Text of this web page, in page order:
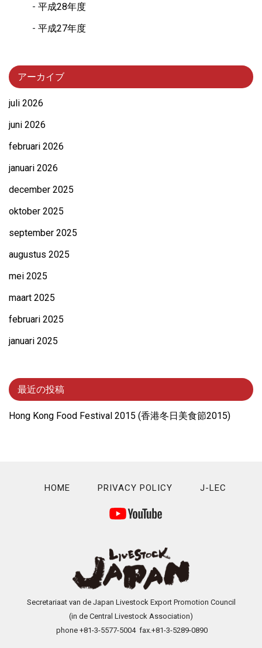
平成28年度
平成27年度
アーカイブ
juli 2026
juni 2026
februari 2026
januari 2026
december 2025
oktober 2025
september 2025
augustus 2025
mei 2025
maart 2025
februari 2025
januari 2025
最近の投稿
Hong Kong Food Festival 2015 (⾹港冬⽇美⾷節2015)
HOME PRIVACY POLICY J-LEC
Secretariaat van de Japan Livestock Export Promotion Council
(in de Central Livestock Association)
phone +81-3-5577-5004 fax.+81-3-5289-0890